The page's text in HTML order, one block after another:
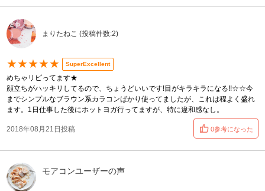
まりたねこ (投稿件数:2)
★★★★★ SuperExcellent
めちゃリピってます★
顔立ちがハッキリしてるので、ちょうどいいです!目がキラキラになる!!☆☆今
までシンプルなブラウン系カラコンばかり使ってましたが、これは程よく盛れ
ます。1日仕事した後にホットヨガ行ってますが、特に違和感なし。
2018年08月21日投稿 0参考になった
モアコンユーザーの声